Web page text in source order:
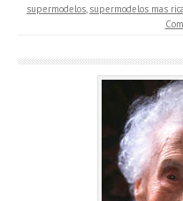
supermodelos, supermodelos mas